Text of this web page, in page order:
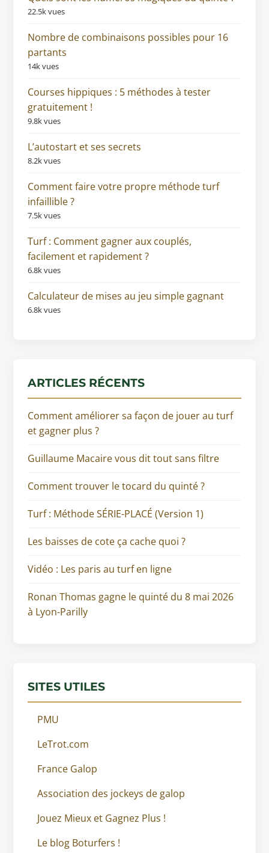
22.5k vues
Nombre de combinaisons possibles pour 16
partants
14k vues
Courses hippiques : 5 méthodes à tester
gratuitement !
9.8k vues
L’autostart et ses secrets
8.2k vues
Comment faire votre propre méthode turf
infaillible ?
7.5k vues
Turf : Comment gagner aux couplés,
facilement et rapidement ?
6.8k vues
Calculateur de mises au jeu simple gagnant
6.8k vues
ARTICLES RÉCENTS
Comment améliorer sa façon de jouer au turf
et gagner plus ?
Guillaume Macaire vous dit tout sans filtre
Comment trouver le tocard du quinté ?
Turf : Méthode SÉRIE-PLACÉ (Version 1)
Les baisses de cote ça cache quoi ?
Vidéo : Les paris au turf en ligne
Ronan Thomas gagne le quinté du 8 mai 2026
à Lyon-Parilly
SITES UTILES
PMU
LeTrot.com
France Galop
Association des jockeys de galop
Jouez Mieux et Gagnez Plus !
Le blog Boturfers !